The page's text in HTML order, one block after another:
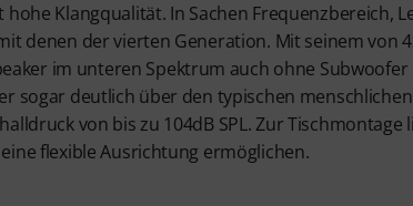
Klangqualität. In Sachen Frequenzbereich,
denen der vierten Generation. Mit seinem von
im unteren Spektrum auch ohne
sogar deutlich über den typischen
von bis zu 104dB SPL. Zur Tischmontage
flexible Ausrichtung ermöglichen.